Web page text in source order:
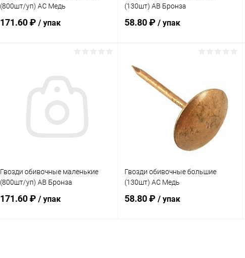
(800шт/уп) AC Медь
171.60 ₽ / упак
(130шт) AB Бронза
58.80 ₽ / упак
Купить в 1 клик Сравнение
В наличии
Гвозди обивочные маленькие
(800шт/уп) AB Бронза
171.60 ₽ / упак
Гвозди обивочные большие
(130шт) AC Медь
58.80 ₽ / упак